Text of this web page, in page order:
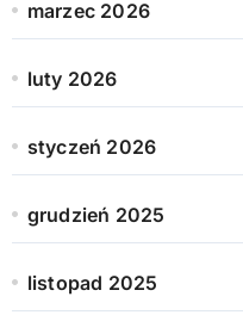
marzec 2026
luty 2026
styczeń 2026
grudzień 2025
listopad 2025